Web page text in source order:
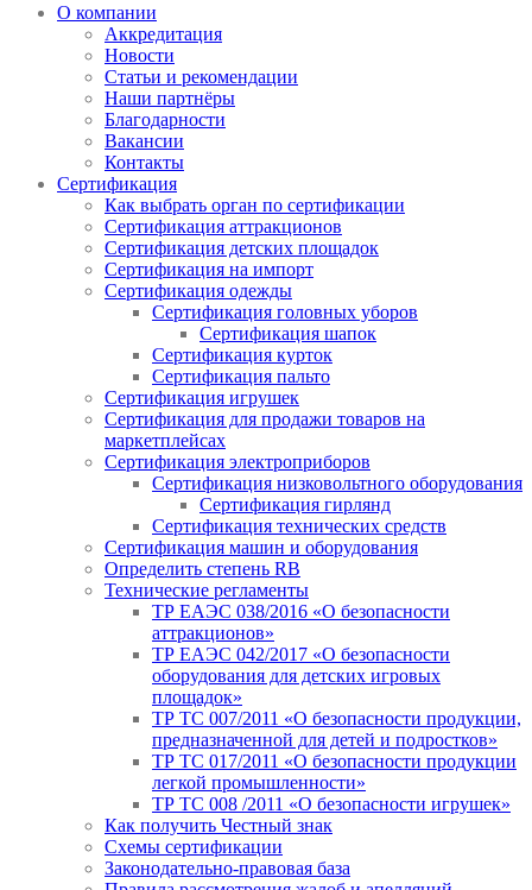
О компании
Аккредитация
Новости
Статьи и рекомендации
Наши партнёры
Благодарности
Вакансии
Контакты
Сертификация
Как выбрать орган по сертификации
Сертификация аттракционов
Сертификация детских площадок
Сертификация на импорт
Сертификация одежды
Сертификация головных уборов
Сертификация шапок
Сертификация курток
Сертификация пальто
Сертификация игрушек
Сертификация для продажи товаров на
маркетплейсах
Сертификация электроприборов
Сертификация низковольтного оборудования
Сертификация гирлянд
Сертификация технических средств
Сертификация машин и оборудования
Определить степень RB
Технические регламенты
ТР ЕАЭС 038/2016 «О безопасности
аттракционов»
ТР ЕАЭС 042/2017 «О безопасности
оборудования для детских игровых
площадок»
ТР ТС 007/2011 «О безопасности продукции,
предназначенной для детей и подростков»
ТР ТС 017/2011 «О безопасности продукции
легкой промышленности»
ТР ТС 008 /2011 «О безопасности игрушек»
Как получить Честный знак
Схемы сертификации
Законодательно-правовая база